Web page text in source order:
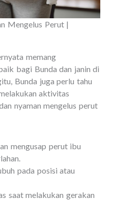
Mengelus Perut |
memang
bagi Bunda dan janin di
Bunda juga perlu tahu
aktivitas
nyaman mengelus perut
mengusap perut ibu
pada posisi atau
saat melakukan gerakan